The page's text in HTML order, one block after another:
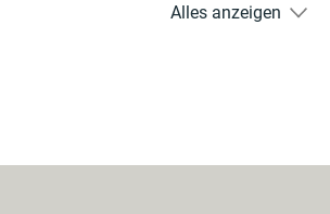
Alles anzeigen